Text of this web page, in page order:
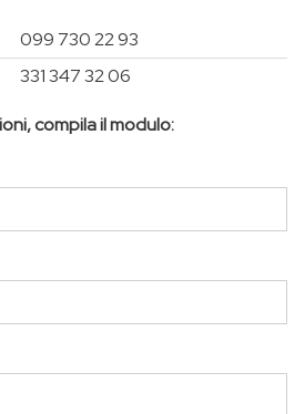
099 730 22 93
331 347 32 06
compila il modulo: